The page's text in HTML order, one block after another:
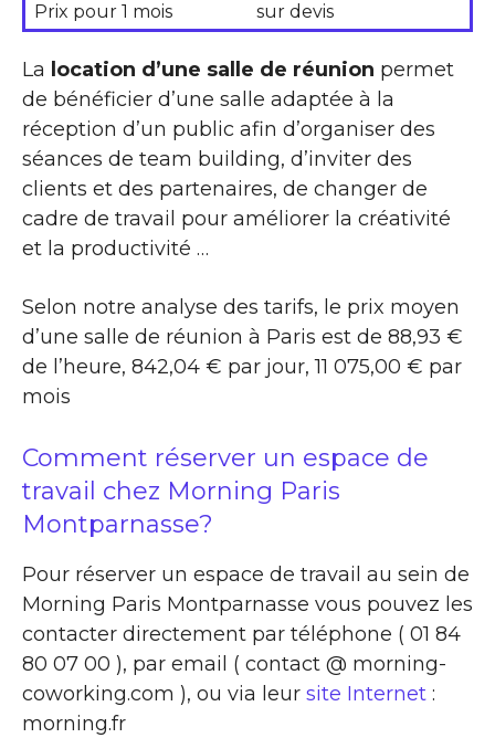
Prix pour 1 mois
sur devis
La location d’une salle de réunion permet
de bénéficier d’une salle adaptée à la
réception d’un public afin d’organiser des
séances de team building, d’inviter des
clients et des partenaires, de changer de
cadre de travail pour améliorer la créativité
et la productivité …
Selon notre analyse des tarifs, le prix moyen
d’une salle de réunion à Paris est de 88,93 €
de l’heure, 842,04 € par jour, 11 075,00 € par
mois
Comment réserver un espace de
travail chez Morning Paris
Montparnasse?
Pour réserver un espace de travail au sein de
Morning Paris Montparnasse vous pouvez les
contacter directement par téléphone ( 01 84
80 07 00 ), par email ( contact @ morning-
coworking.com ), ou via leur site Internet :
morning.fr